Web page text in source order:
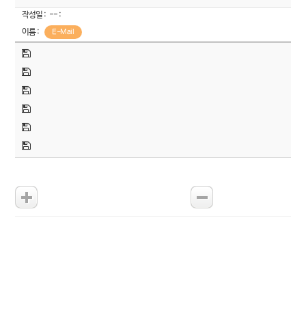
작성일 : -- :
이름 :
E-Mail